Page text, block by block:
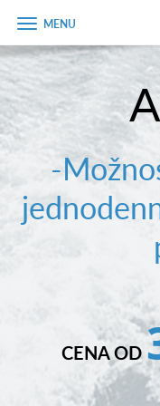
Úvodní strana
Pronájem a ceník
Plán plavby
Tipy na výlet
PRODEJ LODÍ
Zobrazit
menu
-
CENA OD